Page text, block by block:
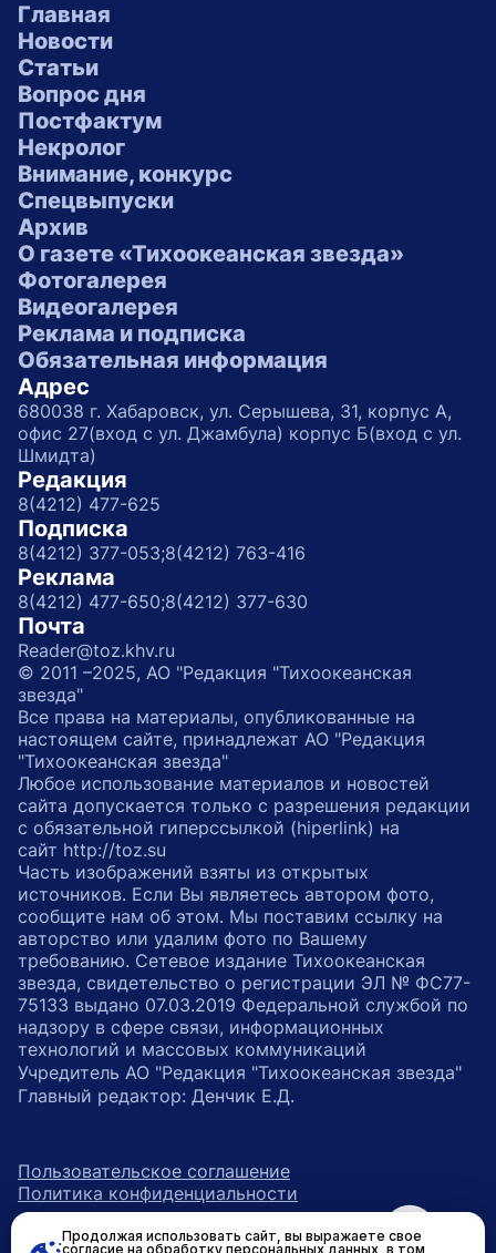
Главная
Новости
Статьи
Вопрос дня
Постфактум
Некролог
Внимание, конкурс
Спецвыпуски
Архив
О газете «Тихоокеанская звезда»
Фотогалерея
Видеогалерея
Реклама и подписка
Обязательная информация
Адрес
680038 г. Хабаровск, ул. Серышева, 31, корпус А,
офис 27(вход с ул. Джамбула) корпус Б(вход с ул.
Шмидта)
Редакция
8(4212) 477-625
Подписка
8(4212) 377-053;8(4212) 763-416
Реклама
8(4212) 477-650;8(4212) 377-630
Почта
Reader@toz.khv.ru
© 2011 –2025, АО "Редакция "Тихоокеанская
звезда"
Все права на материалы, опубликованные на
настоящем сайте, принадлежат АО "Редакция
"Тихоокеанская звезда"
Любое использование материалов и новостей
сайта допускается только с разрешения редакции
с обязательной гиперссылкой (hiperlink) на
сайт http://toz.su
Часть изображений взяты из открытых
источников. Если Вы являетесь автором фото,
сообщите нам об этом. Мы поставим ссылку на
авторство или удалим фото по Вашему
требованию. Сетевое издание Тихоокеанская
звезда, свидетельство о регистрации ЭЛ № ФС77-
75133 выдано 07.03.2019 Федеральной службой по
надзору в сфере связи, информационных
технологий и массовых коммуникаций
Учредитель АО "Редакция "Тихоокеанская звезда"
Главный редактор: Денчик Е.Д.
Пользовательское соглашение
Политика конфиденциальности
ссылка на главную
возрастное ограничение 16+
Продолжая использовать сайт, вы выражаете свое
согласие на обработку персональных данных, в том